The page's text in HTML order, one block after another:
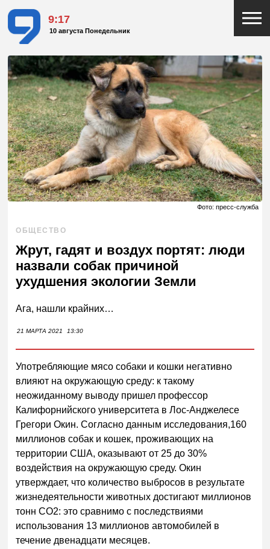
9:17
10 августа Понедельник
Фото: пресс-служба
ОБЩЕСТВО
Жрут, гадят и воздух портят: люди
назвали собак причиной
ухудшения экологии Земли
Ага, нашли крайних…
21 МАРТА 2021 13:30
Употребляющие мясо собаки и кошки негативно
влияют на окружающую среду: к такому
неожиданному выводу пришел профессор
Калифорнийского университета в Лос-Анджелесе
Грегори Окин. Согласно данным исследования,160
миллионов собак и кошек, проживающих на
территории США, оказывают от 25 до 30%
воздействия на окружающую среду. Окин
утверждает, что количество выбросов в результате
жизнедеятельности животных достигают миллионов
тонн СО2: это сравнимо с последствиями
использования 13 миллионов автомобилей в
течение двенадцати месяцев.